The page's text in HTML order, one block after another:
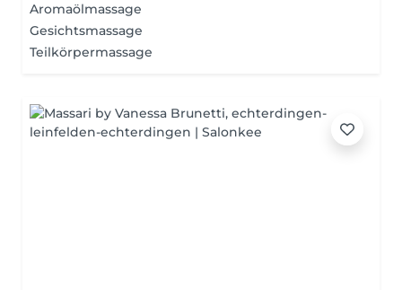
Aromaölmassage
Gesichtsmassage
Teilkörpermassage